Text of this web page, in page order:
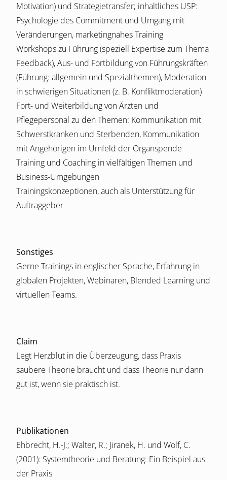
Motivation) und Strategietransfer; inhaltliches USP:
Psychologie des Commitment und Umgang mit
Veränderungen, marketingnahes Training
Workshops zu Führung (speziell Expertise zum Thema
Feedback), Aus- und Fortbildung von Führungskräften
(Führung: allgemein und Spezialthemen), Moderation
in schwierigen Situationen (z. B. Konfliktmoderation)
Fort- und Weiterbildung von Ärzten und
Pflegepersonal zu den Themen: Kommunikation mit
Schwerstkranken und Sterbenden, Kommunikation
mit Angehörigen im Umfeld der Organspende
Training und Coaching in vielfältigen Themen und
Business-Umgebungen
Trainingskonzeptionen, auch als Unterstützung für
Auftraggeber
Sonstiges
Gerne Trainings in englischer Sprache, Erfahrung in
globalen Projekten, Webinaren, Blended Learning und
virtuellen Teams.
Claim
Legt Herzblut in die Überzeugung, dass Praxis
saubere Theorie braucht und dass Theorie nur dann
gut ist, wenn sie praktisch ist.
Publikationen
Ehbrecht, H.-J.; Walter, R.; Jiranek, H. und Wolf, C.
(2001): Systemtheorie und Beratung: Ein Beispiel aus
der Praxis